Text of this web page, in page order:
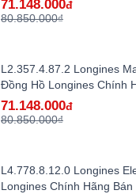
71.148.000đ
80.850.000₫
L2.357.4.87.2 Longines
Đồng Hồ Longines Chính
71.148.000đ
80.850.000₫
L4.778.8.12.0 Longines
Longines Chính Hãng Bán